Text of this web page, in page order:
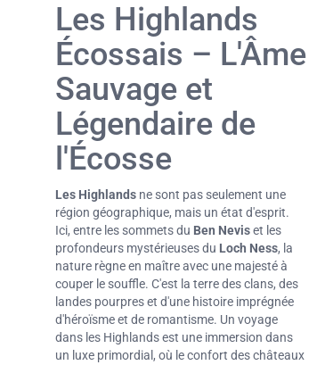
Les Highlands
Écossais – L'Âme
Sauvage et
Légendaire de
l'Écosse
Les Highlands ne sont pas seulement une
région géographique, mais un état d'esprit.
Ici, entre les sommets du Ben Neviset les
profondeurs mystérieuses du Loch Ness, la
nature règne en maître avec une majesté à
couper le souffle. C'est la terre des clans, des
landes pourpres et d'une histoire imprégnée
d'héroïsme et de romantisme. Un voyage
dans les Highlands est une immersion dans
un luxe primordial, où le confort des châteaux